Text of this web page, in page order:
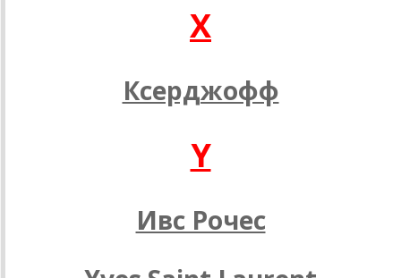
X
Ксерджофф
Y
Ивс Рочес